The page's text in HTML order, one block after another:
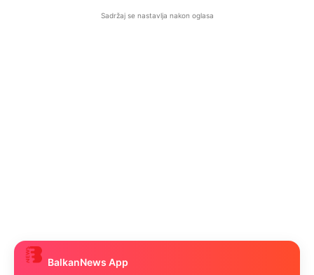
Sadržaj se nastavlja nakon oglasa
BalkanNews App